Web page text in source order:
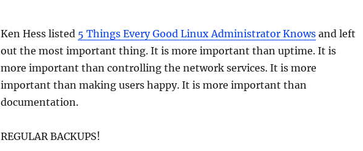
Ken Hess listed 5 Things Every Good Linux Administrator Knowsand left
out the most important thing. It is more important than uptime. It is
more important than controlling the network services. It is more
important than making users happy. It is more important than
documentation.
REGULAR BACKUPS!